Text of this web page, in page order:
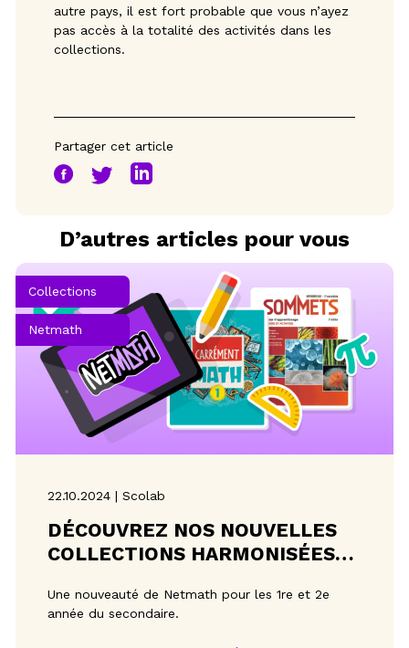
autre pays, il est fort probable que vous n’ayez
pas accès à la totalité des activités dans les
collections.
Partager cet article
D’autres articles pour vous
Collections
Netmath
22.10.2024 | Scolab
DÉCOUVREZ NOS NOUVELLES
COLLECTIONS HARMONISÉES
Une nouveauté de Netmath pour les 1re et 2e
année du secondaire.